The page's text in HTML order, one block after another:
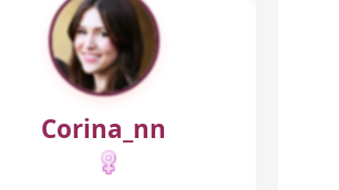
Corina_nn